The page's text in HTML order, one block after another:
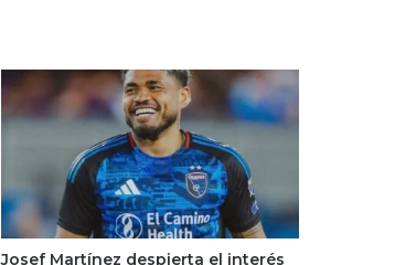
Josef Martínez despierta el interés